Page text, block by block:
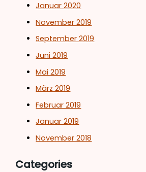
Januar 2020
November 2019
September 2019
Juni 2019
Mai 2019
März 2019
Februar 2019
Januar 2019
November 2018
Categories